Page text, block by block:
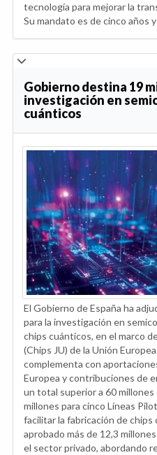
tecnología para mejorar la
Su mandato es de cinco años
Gobierno destina 19
investigación en
cuánticos
El Gobierno de España ha
para la investigación en
chips cuánticos, en el marco
(Chips JU) de la Unión
complementa con
Europea y contribuciones de
un total superior a 60
millones para cinco Líneas
facilitar la fabricación de chips
aprobado más de 12,3
el sector privado, abordando